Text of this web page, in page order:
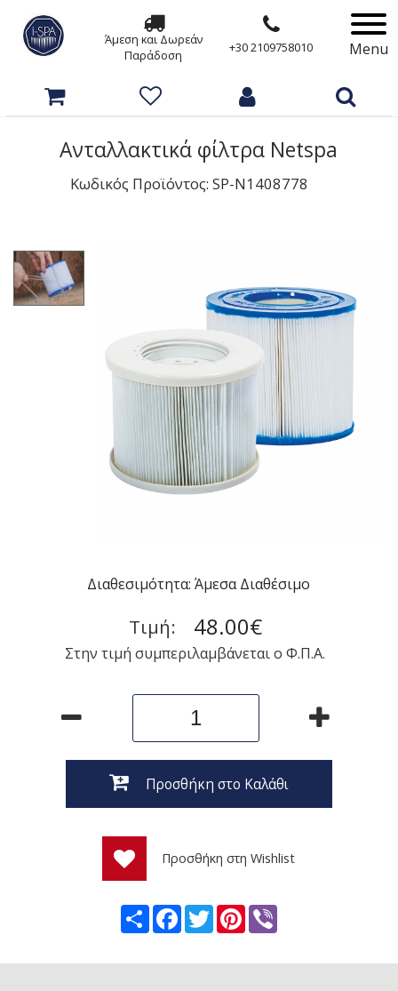
Άμεση και Δωρεάν
Παράδοση
+30 2109758010 Menu
Ανταλλακτικά φίλτρα Netspa
Κωδικός Προϊόντος: SP-N1408778
Διαθεσιμότητα: Άμεσα Διαθέσιμο
Τιμή: 48.00€
Στην τιμή συμπεριλαμβάνεται ο Φ.Π.Α.
Προσθήκη στο Καλάθι
Προσθήκη στη Wishlist
ShareFacebook
TwitterPinterest
Viber